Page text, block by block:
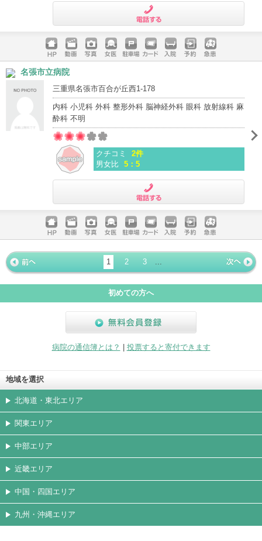
ホームペ
ージ
動画 写真 女医 駐車場
クレジッ
入院 予約 急患
名張市立病院
三重県名張市百合が丘西1-178
内科 小児科 外科 整形外科 脳神経外科 眼科 放射線科 麻
酔科 不明
クチコミ
2件
男女比 5：5
ホームペ
ージ
動画 写真 女医 駐車場
クレジッ
トカード
入院 予約 急患
« 前ペー
ジ
1 2 3
次ページ
»
初めての方へ
病院の通信簿とは？
投票すると寄付できます
地域を選択
北海道・東北エリア
関東エリア
中部エリア
近畿エリア
中国・四国エリア
九州・沖縄エリア